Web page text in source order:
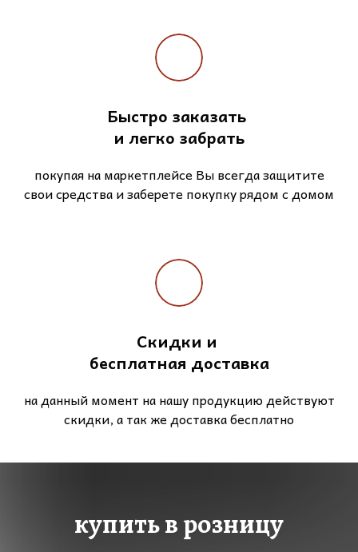
Быстро заказать
и легко забрать
покупая на маркетплейсе Вы всегда защитите
свои средства и заберете покупку рядом с домом
Скидки и
бесплатная доставка
на данный момент на нашу продукцию действуют
скидки, а так же доставка бесплатно
купить в розницу